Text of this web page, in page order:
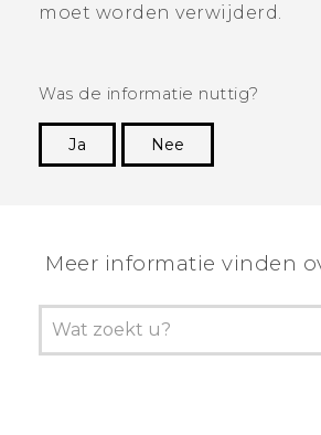
moet worden verwijderd.
Was de informatie nuttig?
Ja
Nee
Meer informatie vinden